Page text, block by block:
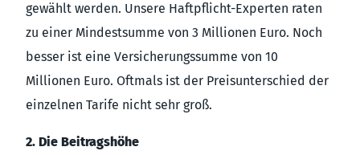
gewählt werden. Unsere Haftpflicht-Experten raten
zu einer Mindestsumme von 3 Millionen Euro. Noch
besser ist eine Versicherungssumme von 10
Millionen Euro. Oftmals ist der Preisunterschied der
einzelnen Tarife nicht sehr groß.
2. Die Beitragshöhe